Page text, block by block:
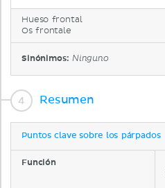
Hueso frontal
Os frontale
Sinónimos: Ninguno
Resumen
Puntos clave sobre los párpados
Función